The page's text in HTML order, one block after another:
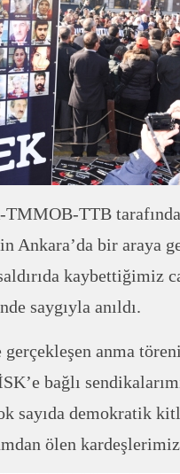
TTB
Ankara’da bir araya
kaybettiğimiz
saygıyla anıldı.
gerçekleşen anma
bağlı
sayıda demokratik
ölen